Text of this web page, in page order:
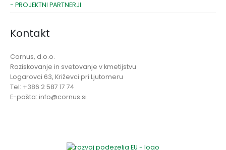
- PROJEKTNI PARTNERJI
Kontakt
Cornus, d.o.o.
Raziskovanje in svetovanje v kmetijstvu
Logarovci 63, Križevci pri Ljutomeru
Tel: +386 2 587 17 74
E-pošta: info@cornus.si